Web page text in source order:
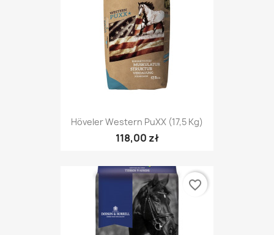
Höveler Western PuXX (17,5 Kg)
118,00 zł
favorite_border